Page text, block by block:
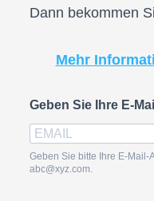
Dann bekommen
Mehr
Geben Sie Ihre E-
Geben Sie bitte Ihre E-Mail-
abc@xyz.com.